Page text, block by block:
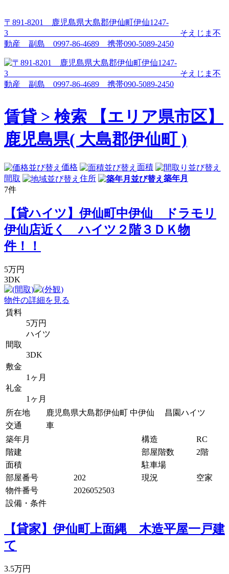
ン
テ
ン
へ
ス
キ
〒891-8201 鹿児島県大島郡伊仙町伊仙1247-
3 そえじま不
動産 副島 0997-86-4689 携帯090-5089-2450
賃貸 > 検索 【エリア県市区】
鹿児島県( 大島郡伊仙町 )
価格
面積
間取
住所
築年月
7件
【貸ハイツ】伊仙町中伊仙 ドラモリ
伊仙店近く ハイツ２階３ＤＫ物
件！！
5万円
3DK
物件の詳細を見る
賃料
5万円
ハイツ
間取
3DK
敷金
1ヶ月
礼金
1ヶ月
所在地
鹿児島県大島郡伊仙町 中伊仙 昌園ハイツ
交通
車
築年月
構造
RC
階建
部屋階数
2階
面積
駐車場
部屋番号
202 現況
空家
物件番号
2026052503
設備・条件
【貸家】伊仙町上面縄 木造平屋一戸建
て
3.5万円